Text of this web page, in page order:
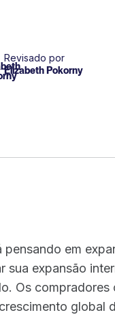
Revisado por
Elizabeth Pokorny
pensando em
sua expansão
Os
global